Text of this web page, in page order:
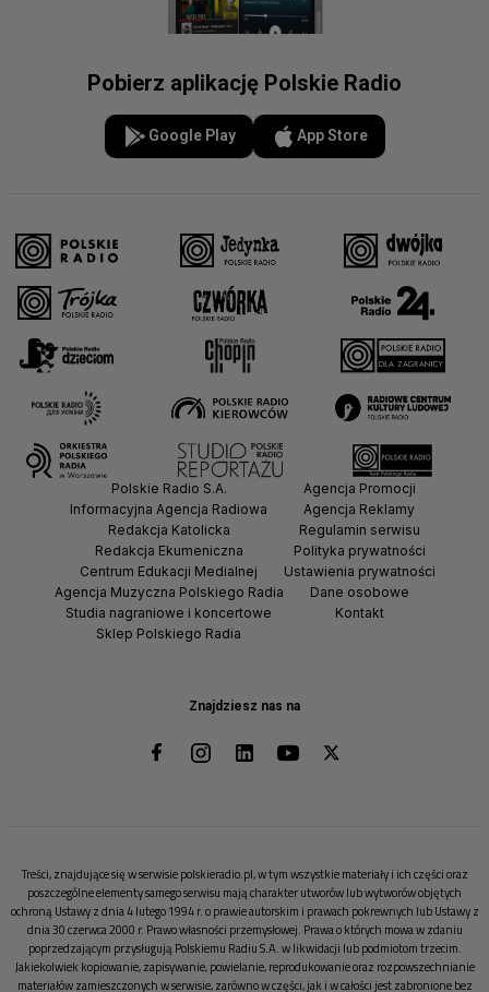
Pobierz aplikację Polskie Radio
Google Play App Store
Znajdziesz nas na
Polskie Radio S.A.
Informacyjna Agencja Radiowa
Redakcja Katolicka
Redakcja Ekumeniczna
Centrum Edukacji Medialnej
Agencja Muzyczna Polskiego Radia
Studia nagraniowe i koncertowe
Sklep Polskiego Radia
Agencja Promocji
Agencja Reklamy
Regulamin serwisu
Polityka prywatności
Ustawienia prywatności
Dane osobowe
Kontakt
Treści, znajdujące się w serwisie polskieradio.pl, w tym wszystkie materiały i ich części oraz
poszczególne elementy samego serwisu mają charakter utworów lub wytworów objętych
ochroną Ustawy z dnia 4 lutego 1994 r. o prawie autorskim i prawach pokrewnych lub Ustawy z
dnia 30 czerwca 2000 r. Prawo własności przemysłowej. Prawa o których mowa w zdaniu
poprzedzającym przysługują Polskiemu Radiu S.A. w likwidacji lub podmiotom trzecim.
Jakiekolwiek kopiowanie, zapisywanie, powielanie, reprodukowanie oraz rozpowszechnianie
materiałów zamieszczonych w serwisie, zarówno w części, jak i w całości jest zabronione bez